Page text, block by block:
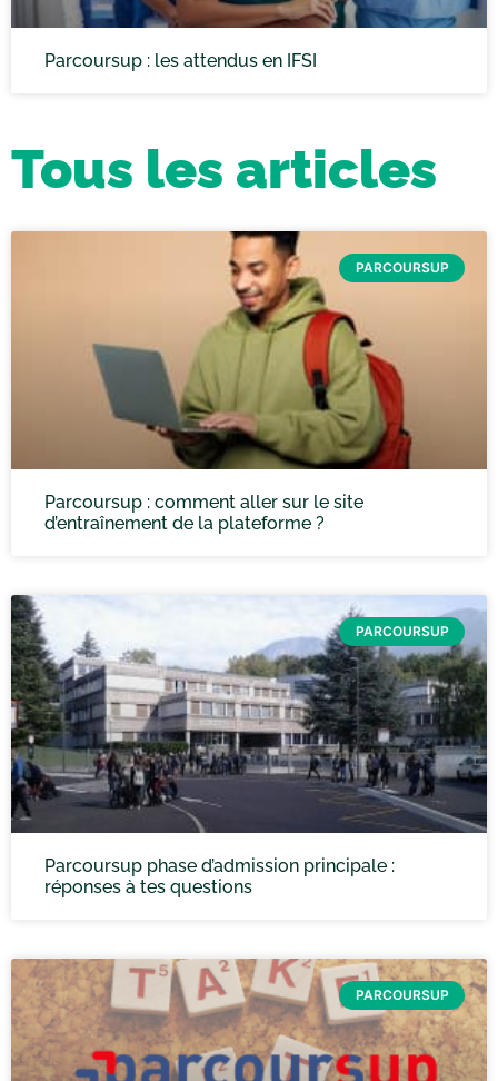
Parcoursup : les attendus en IFSI
Tous les articles
PARCOURSUP
Parcoursup : comment aller sur le site
d’entraînement de la plateforme ?
PARCOURSUP
Parcoursup phase d’admission principale :
réponses à tes questions
PARCOURSUP